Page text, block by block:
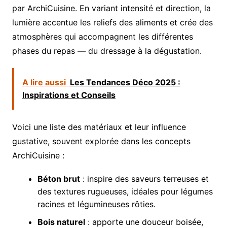
par ArchiCuisine. En variant intensité et direction, la
lumière accentue les reliefs des aliments et crée des
atmosphères qui accompagnent les différentes
phases du repas — du dressage à la dégustation.
A lire aussi Les Tendances Déco 2025 :
Inspirations et Conseils
Voici une liste des matériaux et leur influence
gustative, souvent explorée dans les concepts
ArchiCuisine :
Béton brut: inspire des saveurs terreuses et
des textures rugueuses, idéales pour légumes
racines et légumineuses rôties.
Bois naturel: apporte une douceur boisée,